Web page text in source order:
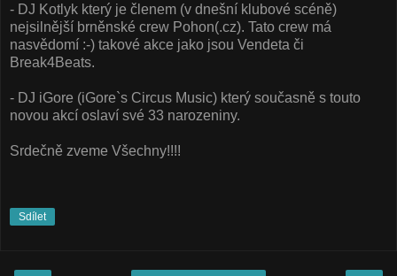
- DJ Kotlyk který je členem (v dnešní klubové scéně)
nejsilnější brněnské crew Pohon(.cz). Tato crew má
nasvědomí :-) takové akce jako jsou Vendeta či
Break4Beats.
- DJ iGore (iGore`s Circus Music) který současně s touto
novou akcí oslaví své 33 narozeniny.
Srdečně zveme Všechny!!!!
Sdílet